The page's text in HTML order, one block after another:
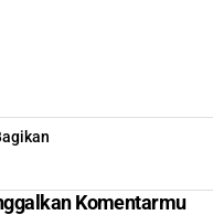
Komentarmu